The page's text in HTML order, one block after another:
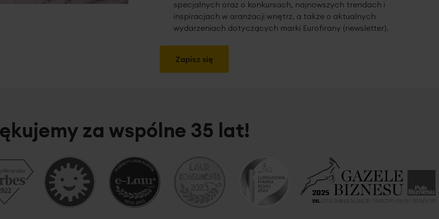
Zapisz się
specjalnych oraz o konkursach, najnowszych trendach i
inspiracjach w aranżacji wnętrz, a także o aktualnych
wydarzeniach dotyczących marki Eurofirany (newsletter).
za wspólne 35 lat!